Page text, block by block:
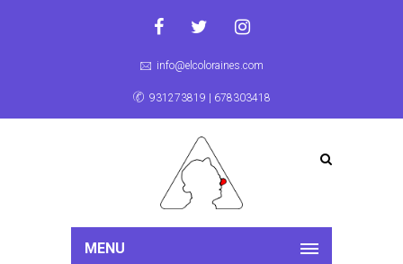
info@elcoloraines.com
931273819 | 678303418
MENU